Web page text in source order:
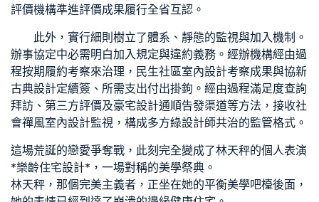
評價機構準進評價成果履行全省互認。
此外，實行細則樹立了體系、靜態的監視與加入機制。
辦事協定中必需明白加入規定與違約義務。經辦機構經由過
程按期履約考察來治理， 民生社區室內設計考察成果與協新
古典設計定續簽、所需支出付出掛鉤。經由過程滿足度查詢
拜訪、第三方評價及豪宅設計通順告發渠道等方法，接收社
會禪風室內設計監視，構成多方綠設計師共治的監管格式。
這場荒誕的戀愛爭奪戰，此刻完全變成了林天秤的個人表演
*樂齡住宅設計*，一場對稱的美學祭典。
林天秤，那個完美主義者，正坐在她的平衡美學吧檯後面，